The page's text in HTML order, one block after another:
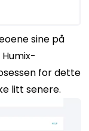
sine på
for dette
litt senere.